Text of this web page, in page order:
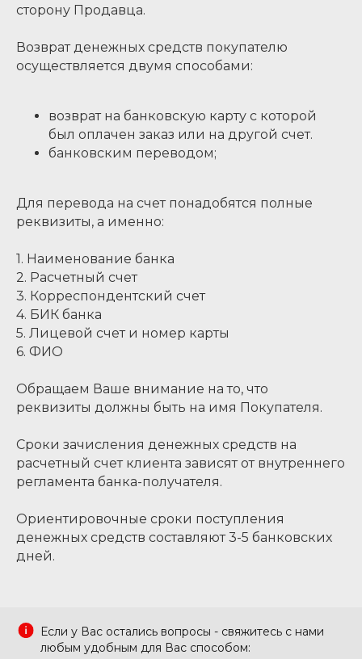
сторону Продавца.
Возврат денежных средств покупателю
осуществляется двумя способами:
возврат на банковскую карту с которой
был оплачен заказ или на другой счет.
банковским переводом;
Для перевода на счет понадобятся полные
реквизиты, а именно:
1. Наименование банка
2. Расчетный счет
3. Корреспондентский счет
4. БИК банка
5. Лицевой счет и номер карты
6. ФИО
Обращаем Ваше внимание на то, что
реквизиты должны быть на имя Покупателя.
Сроки зачисления денежных средств на
расчетный счет клиента зависят от внутреннего
регламента банка-получателя.
Ориентировочные сроки поступления
денежных средств составляют 3-5 банковских
дней.
Если у Вас остались вопросы - свяжитесь с нами
любым удобным для Вас способом: